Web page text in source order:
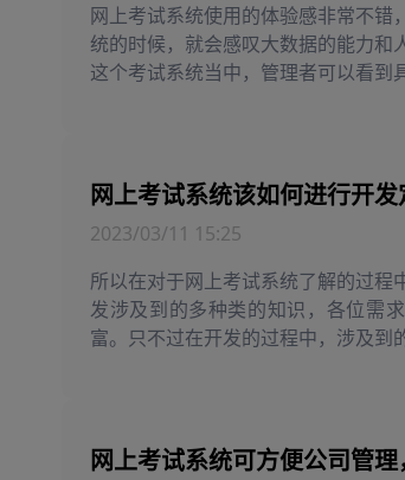
网上考试系统使用的体验感非常不错
统的时候，就会感叹大数据的能力和
这个考试系统当中，管理者可以看到
到员工的培训进度，对于每一位用
网上考试系统该如何进行开发
2023/03/11 15:25
所以在对于网上考试系统了解的过程
发涉及到的多种类的知识，各位需
富。只不过在开发的过程中，涉及到